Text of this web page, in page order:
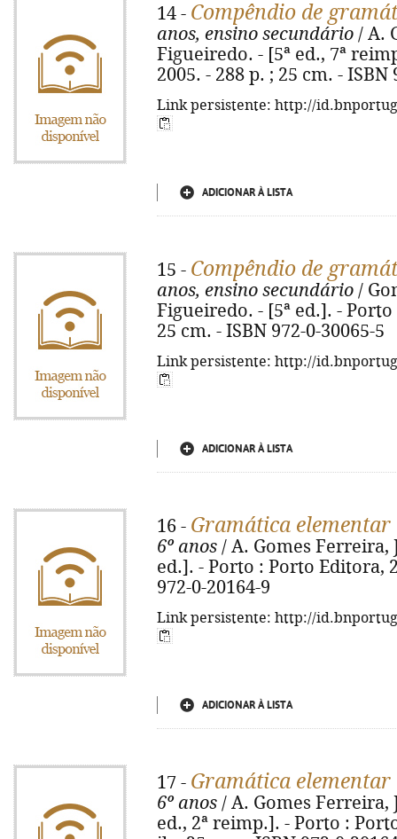
14 - Compêndio de
anos, ensino secundário / A.
Figueiredo. - [5ª ed., 7ª
2005. - 288 p. ; 25 cm. - ISBN
Link persistente: http://
ADICIONAR À LISTA
15 - Compêndio de
anos, ensino secundário /
Figueiredo. - [5ª ed.]. -
25 cm. - ISBN 972-0-30065-5
Link persistente: http://
ADICIONAR À LISTA
16 - Gramática
6º anos / A. Gomes Ferreira,
ed.]. - Porto : Porto Editora,
972-0-20164-9
Link persistente: http://
ADICIONAR À LISTA
17 - Gramática
6º anos / A. Gomes Ferreira,
ed., 2ª reimp.]. - Porto :